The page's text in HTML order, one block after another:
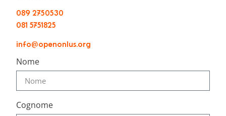
089 2750530
081 5751825
info@openonlus.org
Nome
Cognome